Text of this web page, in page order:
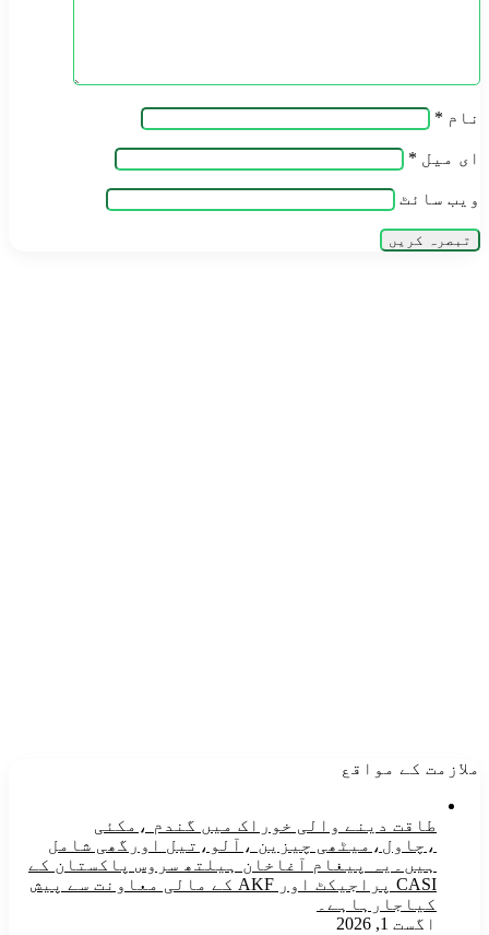
نام *
ای میل *
ویب‌ سائٹ
ملازمت کے مواقع
طاقت دینے والی خوراک میں گندم ،مکئی
،چاول،میٹھی چیزین ،آلو،تیل اورگھی شامل
ہیں۔یہ پیغام آغاخان ہیلتھ سروس پاکستان کے
CASI پراجیکٹ اور AKF کے مالی معاونت سے پیش
کیاجارہاہے۔
اگست 1, 2026